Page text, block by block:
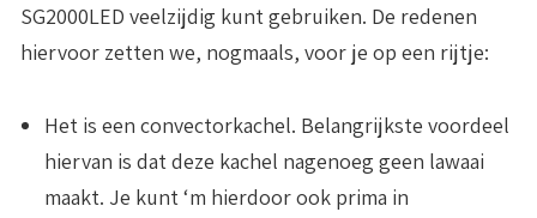
SG2000LED veelzijdig kunt gebruiken. De redenen
hiervoor zetten we, nogmaals, voor je op een rijtje:
Het is een convectorkachel. Belangrijkste voordeel
hiervan is dat deze kachel nagenoeg geen lawaai
maakt. Je kunt ‘m hierdoor ook prima in